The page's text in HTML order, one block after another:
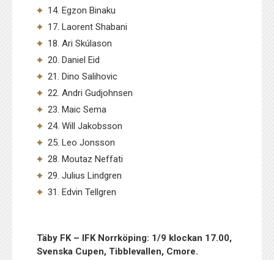
14. Egzon Binaku
17. Laorent Shabani
18. Ari Skúlason
20. Daniel Eid
21. Dino Salihovic
22. Andri Gudjohnsen
23. Maic Sema
24. Will Jakobsson
25. Leo Jonsson
28. Moutaz Neffati
29. Julius Lindgren
31. Edvin Tellgren
Täby FK – IFK Norrköping: 1/9 klockan 17.00,
Svenska Cupen, Tibblevallen, Cmore.